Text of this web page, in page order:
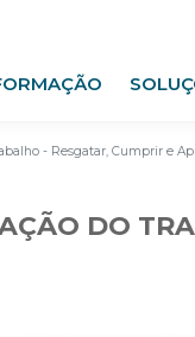
- Resgatar, Cumprir e
DO